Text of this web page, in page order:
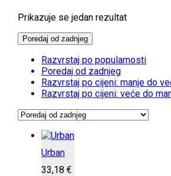
Prikazuje se jedan rezultat
Poredaj od zadnjeg
Razvrstaj po popularnosti
Poredaj od zadnjeg
Razvrstaj po cijeni: manje do
Razvrstaj po cijeni: veće do
Urban
33,18 €